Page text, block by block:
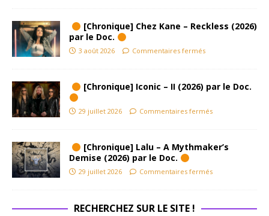
[Chronique] Chez Kane – Reckless (2026)
par le Doc.
3 août 2026 Commentaires fermés
[Chronique] Iconic – II (2026) par le Doc.
29 juillet 2026 Commentaires fermés
[Chronique] Lalu – A Mythmaker’s
Demise (2026) par le Doc.
29 juillet 2026 Commentaires fermés
RECHERCHEZ SUR LE SITE !